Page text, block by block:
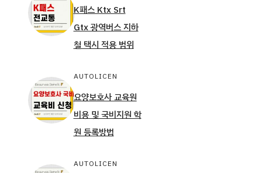
K패스 Ktx Srt
Gtx 광역버스 지하
철 택시 적용 범위
AUTOLICEN
요양보호사 교육원
비용 및 국비지원 학
원 등록방법
AUTOLICEN